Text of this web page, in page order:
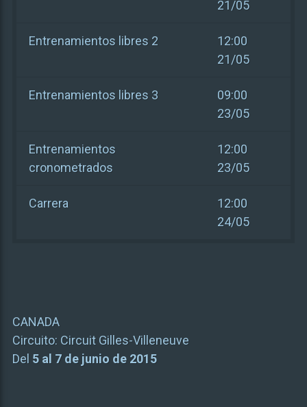
21/05
Entrenamientos libres 2
12:00
21/05
Entrenamientos libres 3
09:00
23/05
Entrenamientos
cronometrados
12:00
23/05
Carrera
12:00
24/05
CANADA
Circuito: Circuit Gilles-Villeneuve
Del 5 al 7 de junio de 2015